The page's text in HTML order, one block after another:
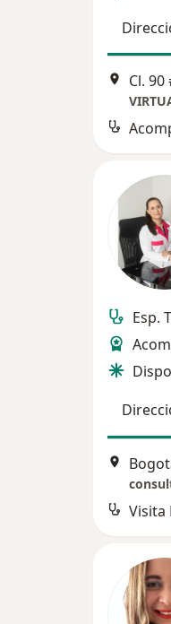
Cl.
Esp.
Visita